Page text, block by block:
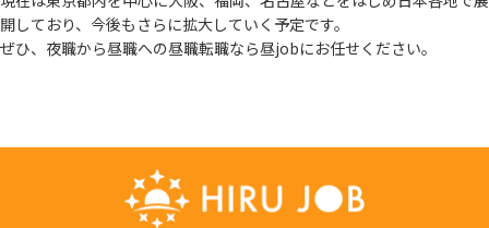
開しており、 今後もさらに拡大していく予定です。
ぜひ、夜職から昼職への昼職転職なら昼jobにお任せください。